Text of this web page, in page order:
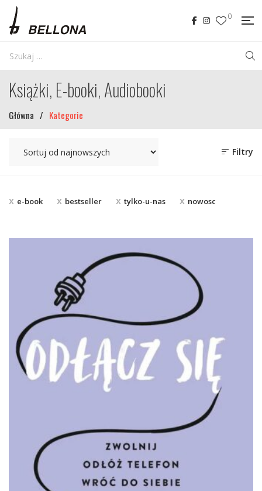
0
Książki, E-booki, Audiobooki
Główna / Kategorie
Filtry
e-book bestseller tylko-u-nas nowosc